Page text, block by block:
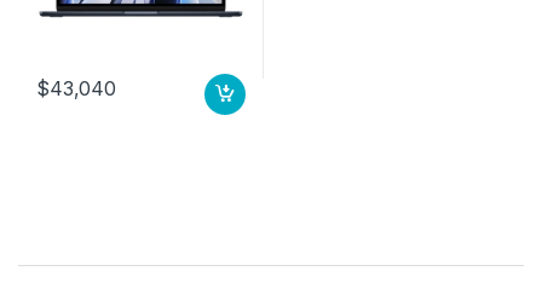
$43,040